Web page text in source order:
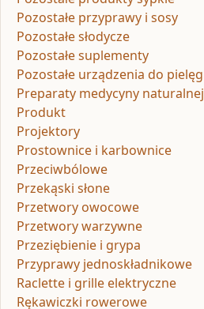
Pozostałe przyprawy i sosy
Pozostałe słodycze
Pozostałe suplementy
Pozostałe urządzenia do
Preparaty medycyny naturalnej
Produkt
Projektory
Prostownice i karbownice
Przeciwbólowe
Przekąski słone
Przetwory owocowe
Przetwory warzywne
Przeziębienie i grypa
Przyprawy jednoskładnikowe
Raclette i grille elektryczne
Rękawiczki rowerowe